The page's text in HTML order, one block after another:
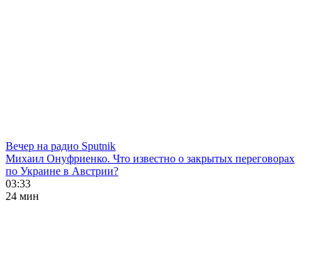
Вечер на радио Sputnik
Михаил Онуфриенко. Что известно о закрытых переговорах
по Украине в Австрии?
03:33
24 мин